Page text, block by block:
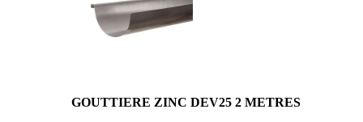
GOUTTIERE ZINC DEV25 2 METRES